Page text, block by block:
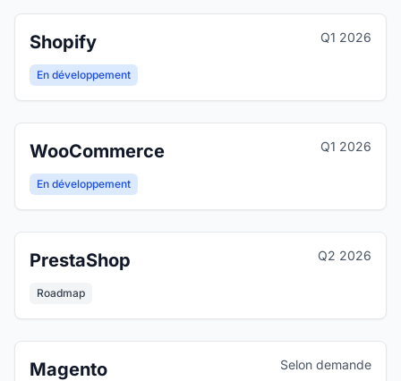
Shopify
En développement
Q1 2026
WooCommerce
En développement
Q1 2026
PrestaShop
Roadmap
Q2 2026
Magento Selon demande